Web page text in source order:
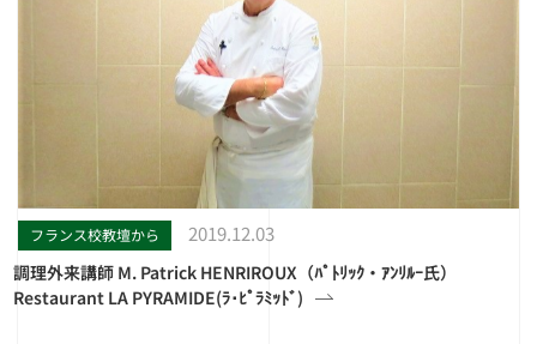
フランス校教壇から 2019.12.03
調理外来講師 M. Patrick HENRIROUX（ﾊﾟﾄﾘｯｸ・ｱﾝﾘﾙｰ氏）
Restaurant LA PYRAMIDE(ﾗ･ﾋﾟﾗﾐｯﾄﾞ)